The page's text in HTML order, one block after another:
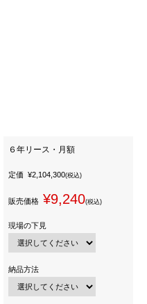
６年リース・月額
定価 ¥2,104,300(税込)
販売価格 ¥9,240(税込)
現場の下見
納品方法